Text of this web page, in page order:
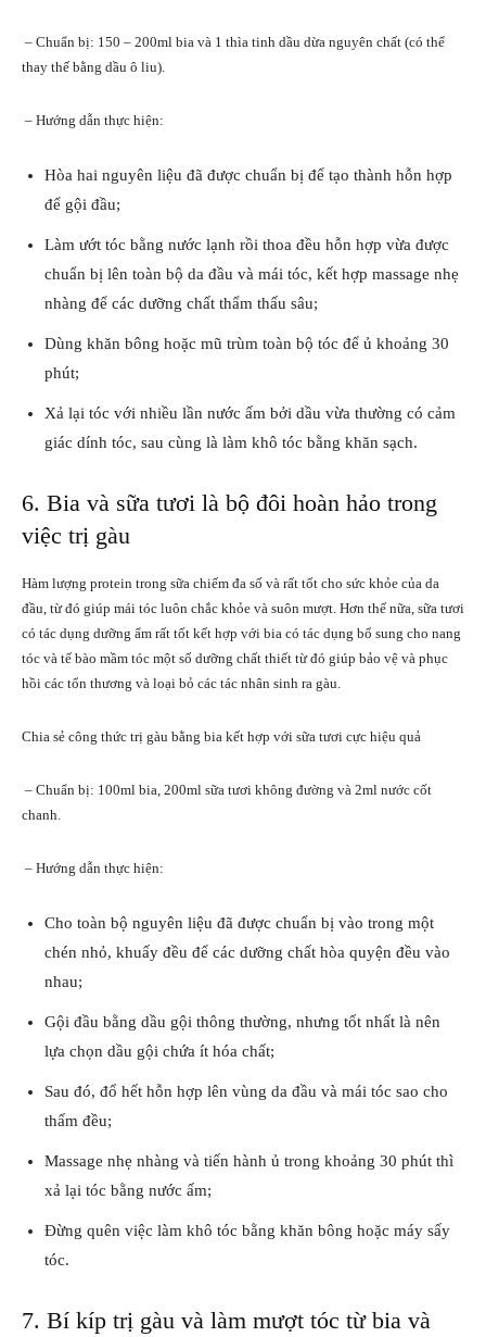
– Chuẩn bị: 150 – 200ml bia và 1 thìa tinh dầu dừa nguyên chất (có thể
thay thế bằng dầu ô liu).
– Hướng dẫn thực hiện:
Hòa hai nguyên liệu đã được chuẩn bị để tạo thành hỗn hợp
để gội đầu;
Làm ướt tóc bằng nước lạnh rồi thoa đều hỗn hợp vừa được
chuẩn bị lên toàn bộ da đầu và mái tóc, kết hợp massage nhẹ
nhàng để các dưỡng chất thẩm thấu sâu;
Dùng khăn bông hoặc mũ trùm toàn bộ tóc để ủ khoảng 30
phút;
Xả lại tóc với nhiều lần nước ấm bởi dầu vừa thường có cảm
giác dính tóc, sau cùng là làm khô tóc bằng khăn sạch.
6. Bia và sữa tươi là bộ đôi hoàn hảo trong
việc trị gàu
Hàm lượng protein trong sữa chiếm đa số và rất tốt cho sức khỏe của da
đầu, từ đó giúp mái tóc luôn chắc khỏe và suôn mượt. Hơn thế nữa, sữa tươi
có tác dụng dưỡng ẩm rất tốt kết hợp với bia có tác dụng bổ sung cho nang
tóc và tế bào mầm tóc một số dưỡng chất thiết từ đó giúp bảo vệ và phục
hồi các tổn thương và loại bỏ các tác nhân sinh ra gàu.
Chia sẻ công thức trị gàu bằng bia kết hợp với sữa tươi cực hiệu quả
– Chuẩn bị: 100ml bia, 200ml sữa tươi không đường và 2ml nước cốt
chanh.
– Hướng dẫn thực hiện:
Cho toàn bộ nguyên liệu đã được chuẩn bị vào trong một
chén nhỏ, khuấy đều để các dưỡng chất hòa quyện đều vào
nhau;
Gội đầu bằng dầu gội thông thường, nhưng tốt nhất là nên
lựa chọn dầu gội chứa ít hóa chất;
Sau đó, đổ hết hỗn hợp lên vùng da đầu và mái tóc sao cho
thấm đều;
Massage nhẹ nhàng và tiến hành ủ trong khoảng 30 phút thì
xả lại tóc bằng nước ấm;
Đừng quên việc làm khô tóc bằng khăn bông hoặc máy sấy
tóc.
7. Bí kíp trị gàu và làm mượt tóc từ bia và